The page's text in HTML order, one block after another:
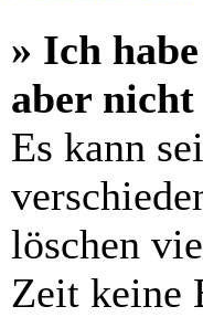
» Ich
aber
Es kann
löschen
Zeit keine